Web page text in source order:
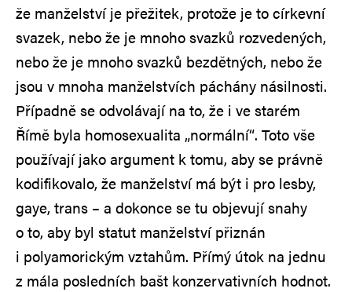
že manželství je přežitek, protože je to církevní
svazek, nebo že je mnoho svazků rozvedených,
nebo že je mnoho svazků bezdětných, nebo že
jsou v mnoha manželstvích páchány násilnosti.
Případně se odvolávají na to, že i ve starém
Římě byla homosexualita „normální“. Toto vše
používají jako argument k tomu, aby se právně
kodifikovalo, že manželství má být i pro lesby,
gaye, trans – a dokonce se tu objevují snahy
o to, aby byl statut manželství přiznán
i polyamorickým vztahům. Přímý útok na jednu
z mála posledních bašt konzervativních hodnot.